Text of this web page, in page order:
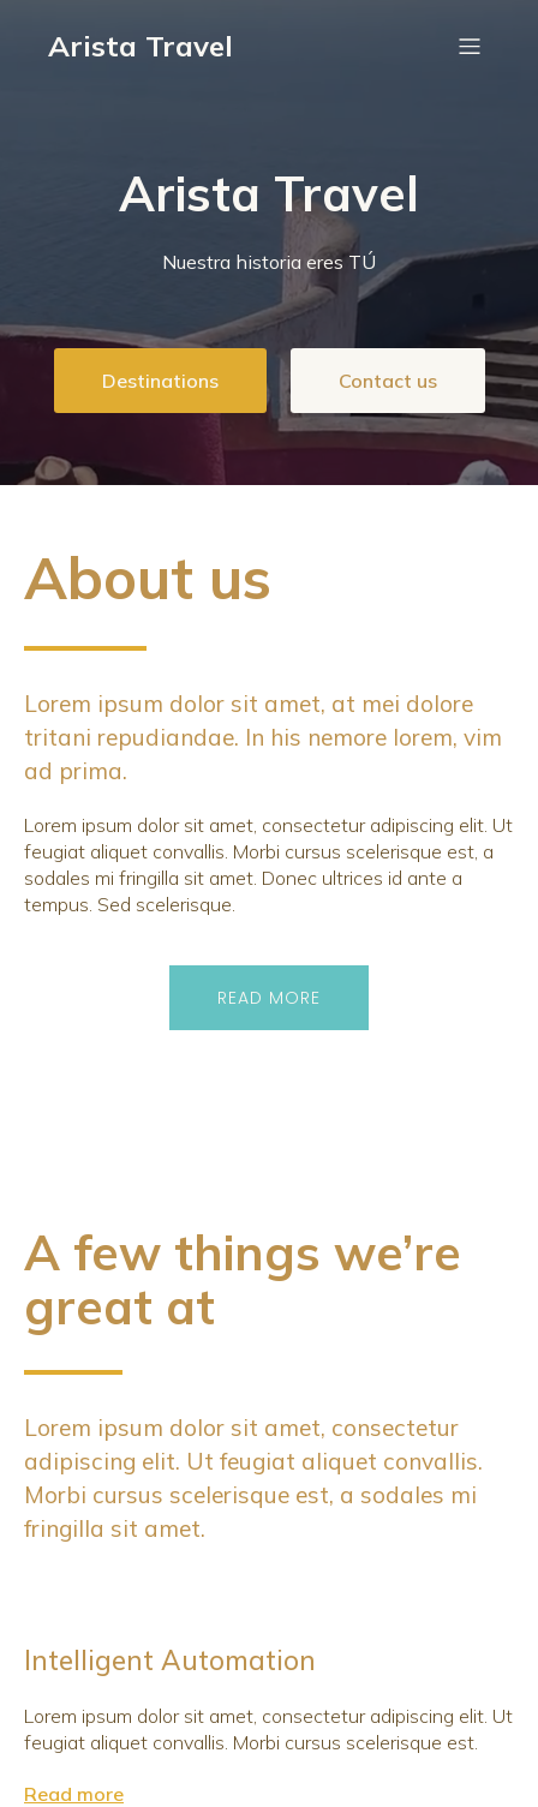
Arista Travel
Arista Travel
Nuestra historia eres TÚ
Destinations Contact us
About us
Lorem ipsum dolor sit amet, at mei dolore
tritani repudiandae. In his nemore lorem, vim
ad prima.
Lorem ipsum dolor sit amet, consectetur adipiscing elit. Ut
feugiat aliquet convallis. Morbi cursus scelerisque est, a
sodales mi fringilla sit amet. Donec ultrices id ante a
tempus. Sed scelerisque.
READ MORE
A few things we’re
great at
Lorem ipsum dolor sit amet, consectetur
adipiscing elit. Ut feugiat aliquet convallis.
Morbi cursus scelerisque est, a sodales mi
fringilla sit amet.
Intelligent Automation
Lorem ipsum dolor sit amet, consectetur adipiscing elit. Ut
feugiat aliquet convallis. Morbi cursus scelerisque est.
Read more